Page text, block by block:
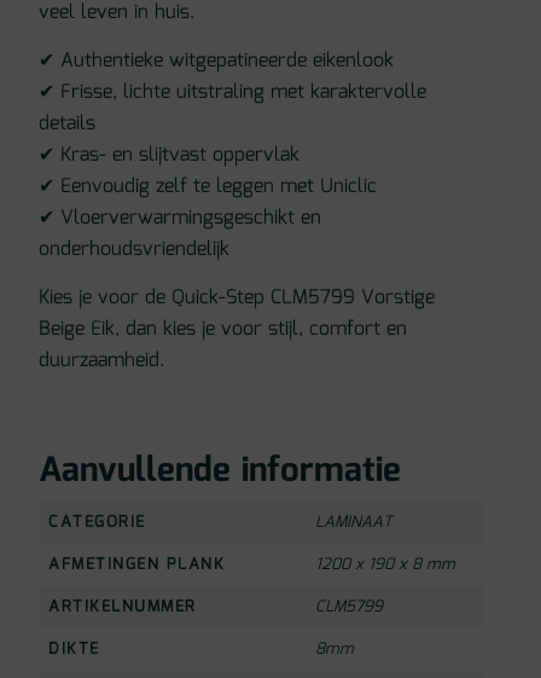
veel leven in huis.
✔ Authentieke witgepatineerde eikenlook
✔ Frisse, lichte uitstraling met karaktervolle
details
✔ Kras- en slijtvast oppervlak
✔ Eenvoudig zelf te leggen met Uniclic
✔ Vloerverwarmingsgeschikt en
onderhoudsvriendelijk
Kies je voor de Quick-Step CLM5799 Vorstige
Beige Eik, dan kies je voor stijl, comfort en
duurzaamheid.
Aanvullende informatie
CATEGORIE
LAMINAAT
AFMETINGEN PLANK
1200 x 190 x 8 mm
ARTIKELNUMMER
CLM5799
DIKTE
8mm